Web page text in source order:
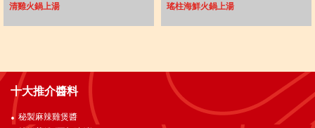
清雞火鍋上湯
瑤柱海鮮火鍋上湯
十大推介醬料
秘製麻辣雞煲醬